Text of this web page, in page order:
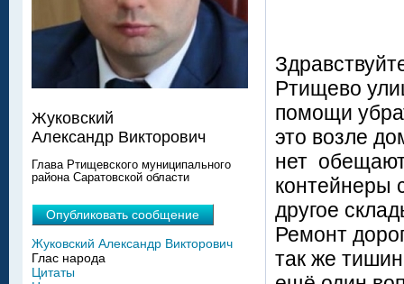
Ртищево
помощи
это возле
нет
контейнеры
другое
Ремонт
так же
Жуковский
Александр Викторович
Глава Ртищевского муниципального
района Саратовской области
Опубликовать сообщение
Жуковский Александр Викторович
Глас народа
Цитаты